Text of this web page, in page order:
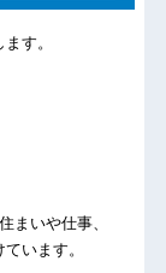
す。
まいや仕事、
います。